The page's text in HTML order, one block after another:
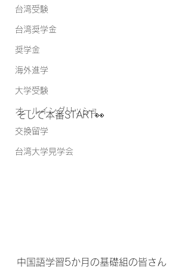
台湾受験
台湾奨学金
奨学金
海外進学
大学受験
オールイングリッシュ
交換留学
台湾大学見学会
そして本番START👀
中国語学習5か月の基礎組の皆さん